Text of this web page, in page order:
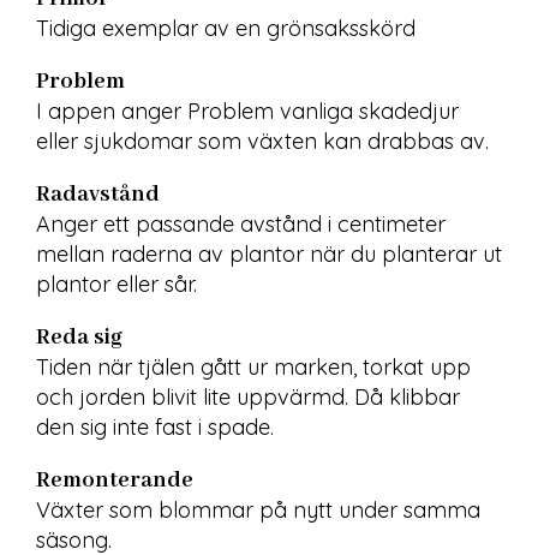
Tidiga exemplar av en grönsaksskörd
Problem
I appen anger Problem vanliga skadedjur
eller sjukdomar som växten kan drabbas av.
Radavstånd
Anger ett passande avstånd i centimeter
mellan raderna av plantor när du planterar ut
plantor eller sår.
Reda sig
Tiden när tjälen gått ur marken, torkat upp
och jorden blivit lite uppvärmd. Då klibbar
den sig inte fast i spade.
Remonterande
Växter som blommar på nytt under samma
säsong.